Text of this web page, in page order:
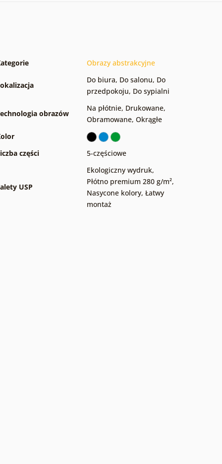
Obrazy abstrakcyjne
Do biura, Do salonu, Do
przedpokoju, Do sypialni
obrazów
Na płótnie, Drukowane,
Obramowane, Okrągłe
części
5-częściowe
USP
Ekologiczny wydruk,
Płótno premium 280 g/m²,
Nasycone kolory, Łatwy
montaż